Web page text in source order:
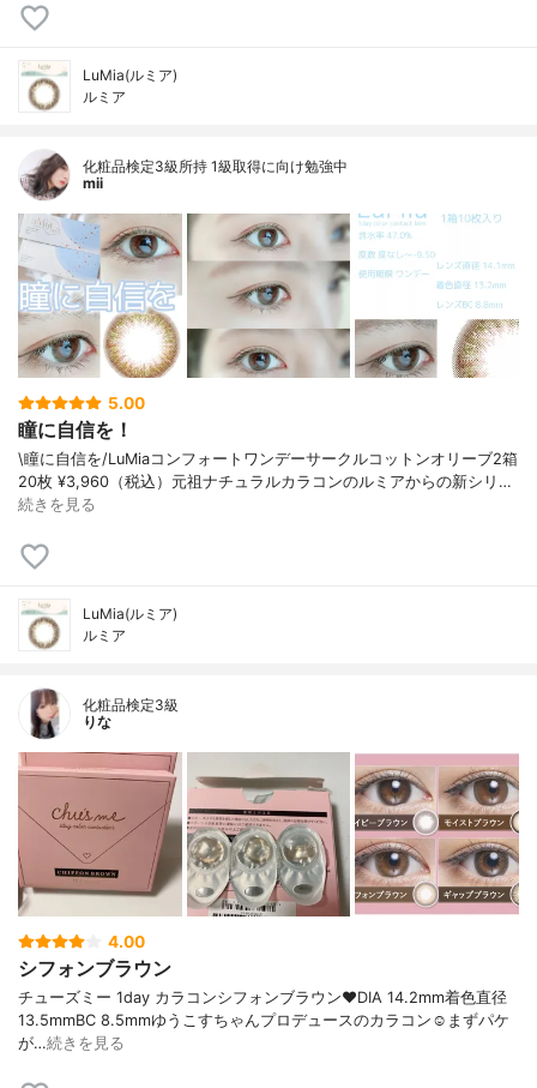
LuMia(ルミア)
ルミア
化粧品検定3級所持 1級取得に向け勉強中
mii
5.00
瞳に自信を！
\瞳に自信を/⁡⁡LuMia⁡コンフォートワンデーサークル⁡コットンオリーブ⁡⁡2箱
20枚 ¥3,960（税込）⁡⁡⁡元祖ナチュラルカラコンのルミアからの新シリ…
続きを見る
LuMia(ルミア)
ルミア
化粧品検定3級
りな
4.00
シフォンブラウン
チューズミー 1day カラコンシフォンブラウン❤️DIA 14.2mm着色直径
13.5mmBC 8.5mmゆうこすちゃんプロデュースのカラコン☺️まずパケ
が…続きを見る